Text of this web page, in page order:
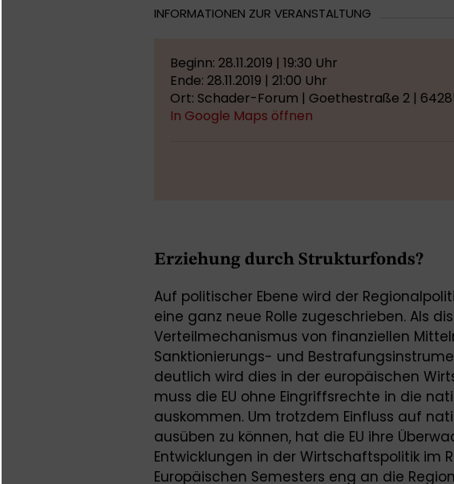
INFORMATIONEN ZUR VERANSTALTUNG
Beginn: 28.11.2019 | 19:30 Uhr
Ende: 28.11.2019 | 21:00 Uhr
Ort: Schader-Forum | Goethestraße 2 |
In Google Maps öffnen
Erziehung durch Strukturfonds?
Auf politischer Ebene wird der
eine ganz neue Rolle zugeschrieben. Als
Verteilmechanismus von finanziellen
Sanktionierungs- und
deutlich wird dies in der europäischen
muss die EU ohne Eingriffsrechte in die
auskommen. Um trotzdem Einfluss auf
ausüben zu können, hat die EU ihre
Entwicklungen in der Wirtschaftspolitik im
Europäischen Semesters eng an die